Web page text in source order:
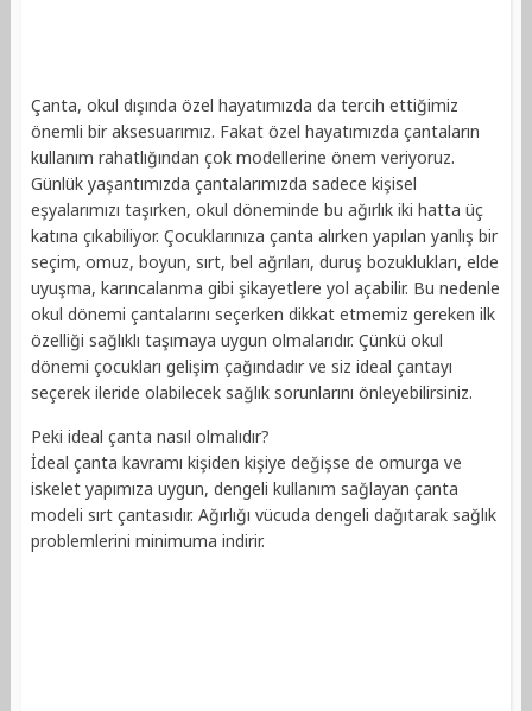
Çanta, okul dışında özel hayatımızda da tercih ettiğimiz
önemli bir aksesuarımız. Fakat özel hayatımızda çantaların
kullanım rahatlığından çok modellerine önem veriyoruz.
Günlük yaşantımızda çantalarımızda sadece kişisel
eşyalarımızı taşırken, okul döneminde bu ağırlık iki hatta üç
katına çıkabiliyor. Çocuklarınıza çanta alırken yapılan yanlış bir
seçim, omuz, boyun, sırt, bel ağrıları, duruş bozuklukları, elde
uyuşma, karıncalanma gibi şikayetlere yol açabilir. Bu nedenle
okul dönemi çantalarını seçerken dikkat etmemiz gereken ilk
özelliği sağlıklı taşımaya uygun olmalarıdır. Çünkü okul
dönemi çocukları gelişim çağındadır ve siz ideal çantayı
seçerek ileride olabilecek sağlık sorunlarını önleyebilirsiniz.
Peki ideal çanta nasıl olmalıdır?
İdeal çanta kavramı kişiden kişiye değişse de omurga ve
iskelet yapımıza uygun, dengeli kullanım sağlayan çanta
modeli sırt çantasıdır. Ağırlığı vücuda dengeli dağıtarak sağlık
problemlerini minimuma indirir.